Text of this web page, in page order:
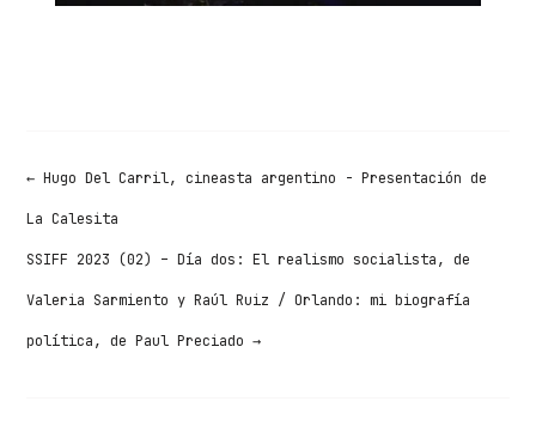
←Hugo Del Carril, cineasta argentino - Presentación de
La Calesita
SSIFF 2023 (02) – Día dos: El realismo socialista, de
Valeria Sarmiento y Raúl Ruiz / Orlando: mi biografía
política, de Paul Preciado →